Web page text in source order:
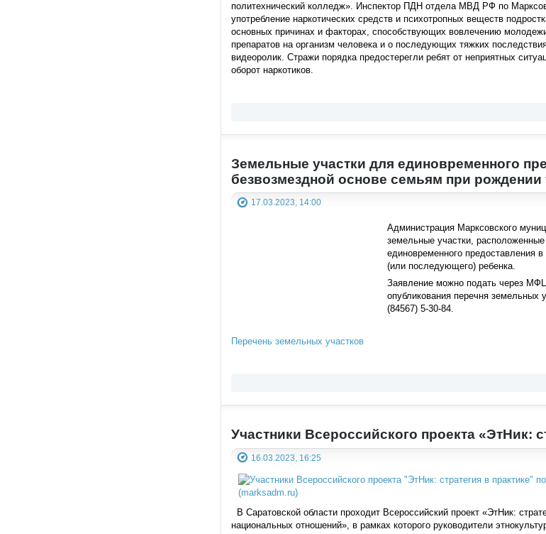
политехнический колледж». Инспектор ПДН отдела МВД РФ по
употребление наркотических средств и психотропных веществ
основных причинах и факторах, способствующих вовлечению
препаратов на организм человека и о последующих тяжких
видеоролик. Стражи порядка предостерегли ребят от неприятных
оборот наркотиков.
Земельные участки для единовременного
безвозмездной основе семьям при
17.03.2023, 14:00
Администрация Марксовского
земельные участки,
единовременного предоставления
(или последующего) ребенка.
Заявление можно подать через
опубликования перечня земельных
(84567) 5-30-84.
Перечень земельных участков
Участники Всероссийского проекта «ЭтНик:
16.03.2023, 16:25
В Саратовской области проходит Всероссийский проект «ЭтНик:
национальных отношений», в рамках которого руководители